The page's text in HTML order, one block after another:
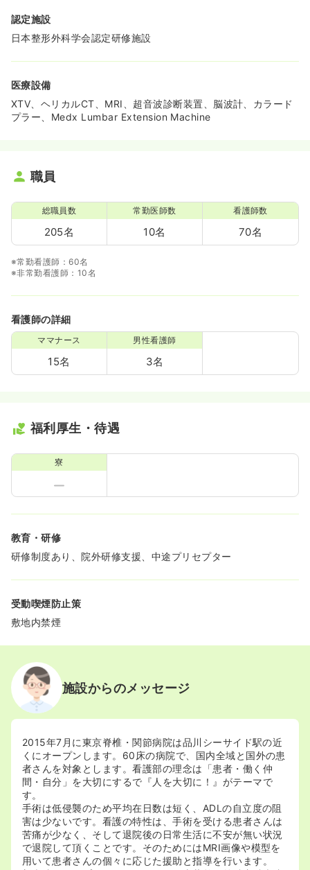
認定施設
日本整形外科学会認定研修施設
医療設備
XTV、ヘリカルCT、MRI、超音波診断装置、脳波計、カラード
プラー、Medx Lumbar Extension Machine
職員
総職員数
205名
常勤医師数
10名
看護師数
70名
※常勤看護師：60名
※非常勤看護師：10名
看護師の詳細
ママナース
15名
男性看護師
3名
福利厚生・待遇
寮
教育・研修
研修制度あり、院外研修支援、中途プリセプター
受動喫煙防止策
敷地内禁煙
施設からのメッセージ
2015年7月に東京脊椎・関節病院は品川シーサイド駅の近
くにオープンします。60床の病院で、国内全域と国外の患
者さんを対象とします。看護部の理念は「患者・働く仲
間・自分」を大切にするで『人を大切に！』がテーマで
す。
手術は低侵襲のため平均在日数は短く、ADLの自立度の阻
害は少ないです。看護の特性は、手術を受ける患者さんは
苦痛が少なく、そして退院後の日常生活に不安が無い状況
で退院して頂くことです。そのためにはMRI画像や模型を
用いて患者さんの個々に応じた援助と指導を行います。